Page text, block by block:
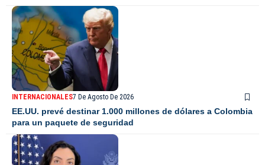
INTERNACIONALES7 De Agosto De 2026
EE.UU. prevé destinar 1.000 millones de dólares a Colombia
para un paquete de seguridad